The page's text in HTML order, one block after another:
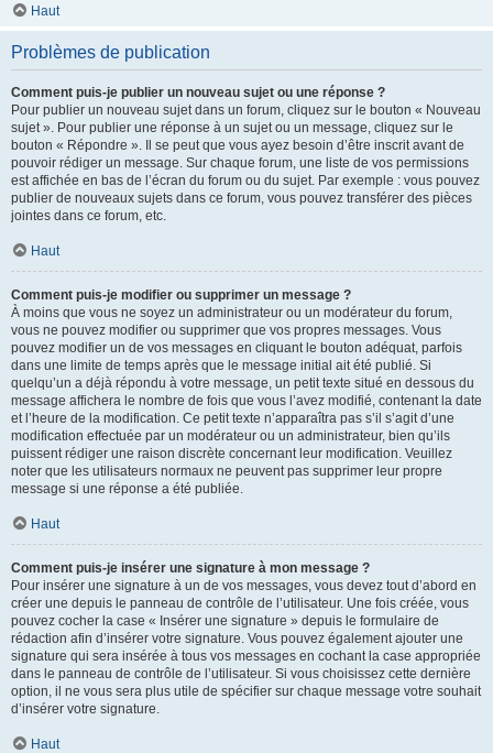
Haut
Problèmes de publication
Comment puis-je publier un nouveau sujet ou une réponse ?
Pour publier un nouveau sujet dans un forum, cliquez sur le bouton « Nouveau
sujet ». Pour publier une réponse à un sujet ou un message, cliquez sur le
bouton « Répondre ». Il se peut que vous ayez besoin d’être inscrit avant de
pouvoir rédiger un message. Sur chaque forum, une liste de vos permissions
est affichée en bas de l’écran du forum ou du sujet. Par exemple : vous pouvez
publier de nouveaux sujets dans ce forum, vous pouvez transférer des pièces
jointes dans ce forum, etc.
Haut
Comment puis-je modifier ou supprimer un message ?
À moins que vous ne soyez un administrateur ou un modérateur du forum,
vous ne pouvez modifier ou supprimer que vos propres messages. Vous
pouvez modifier un de vos messages en cliquant le bouton adéquat, parfois
dans une limite de temps après que le message initial ait été publié. Si
quelqu’un a déjà répondu à votre message, un petit texte situé en dessous du
message affichera le nombre de fois que vous l’avez modifié, contenant la date
et l’heure de la modification. Ce petit texte n’apparaîtra pas s’il s’agit d’une
modification effectuée par un modérateur ou un administrateur, bien qu’ils
puissent rédiger une raison discrète concernant leur modification. Veuillez
noter que les utilisateurs normaux ne peuvent pas supprimer leur propre
message si une réponse a été publiée.
Haut
Comment puis-je insérer une signature à mon message ?
Pour insérer une signature à un de vos messages, vous devez tout d’abord en
créer une depuis le panneau de contrôle de l’utilisateur. Une fois créée, vous
pouvez cocher la case « Insérer une signature » depuis le formulaire de
rédaction afin d’insérer votre signature. Vous pouvez également ajouter une
signature qui sera insérée à tous vos messages en cochant la case appropriée
dans le panneau de contrôle de l’utilisateur. Si vous choisissez cette dernière
option, il ne vous sera plus utile de spécifier sur chaque message votre souhait
d’insérer votre signature.
Haut